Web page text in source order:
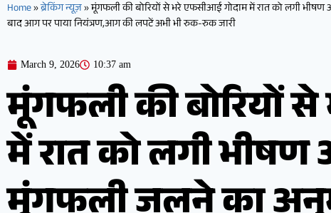
Home»ब्रेकिंग न्यूज़»मूंगफली की बोरियों से भरे एफसीआई गोदाम में रात को लगी
बाद आग पर पाया नियंत्रण,आग की लपटें अभी भी रुक-रुक जारी
March 9, 2026 10:37 am
मूंगफली की बोरियों
में रात को लगी